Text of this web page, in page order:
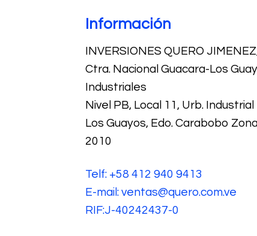
Información
INVERSIONES QUERO
Ctra. Nacional Guacara-Los
Industriales
Nivel PB, Local 11, Urb.
Los Guayos, Edo. Carabobo
2010
Telf: +58 412 940 9413
E-mail: ventas@quero.com.ve
RIF:J-40242437-0